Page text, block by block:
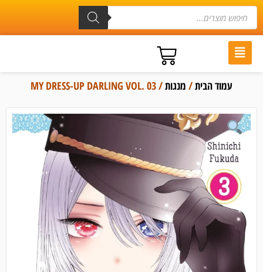
עמוד הבית/ מנגות/ MY DRESS-UP DARLING VOL. 03